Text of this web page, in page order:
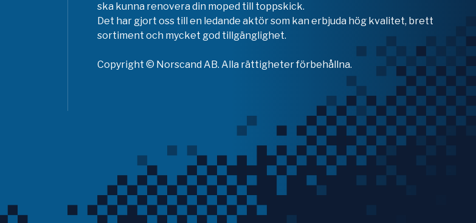
ska kunna renovera din moped till toppskick.
Det har gjort oss till en ledande aktör som kan erbjuda hög kvalitet, brett
sortiment och mycket god tillgänglighet.
Copyright © Norscand AB. Alla rättigheter förbehållna.